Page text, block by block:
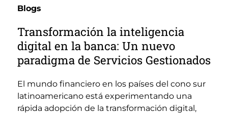
Blogs
Transformación la inteligencia
digital en la banca: Un nuevo
paradigma de Servicios Gestionados
El mundo financiero en los países del cono sur
latinoamericano está experimentando una
rápida adopción de la transformación digital,